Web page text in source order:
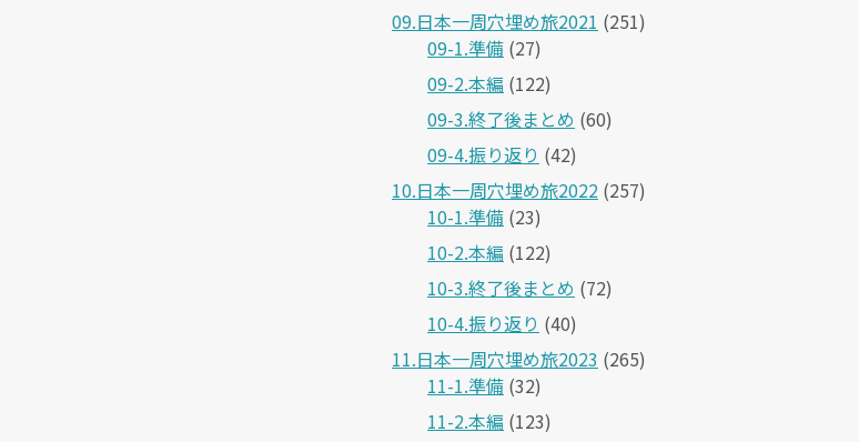
09.日本一周穴埋め旅2021 (251)
09-1.準備 (27)
09-2.本編 (122)
09-3.終了後まとめ (60)
09-4.振り返り (42)
10.日本一周穴埋め旅2022 (257)
10-1.準備 (23)
10-2.本編 (122)
10-3.終了後まとめ (72)
10-4.振り返り (40)
11.日本一周穴埋め旅2023 (265)
11-1.準備 (32)
11-2.本編 (123)